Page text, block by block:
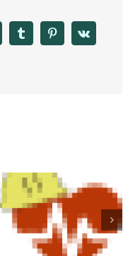
whatsapptumblr pinterestvk